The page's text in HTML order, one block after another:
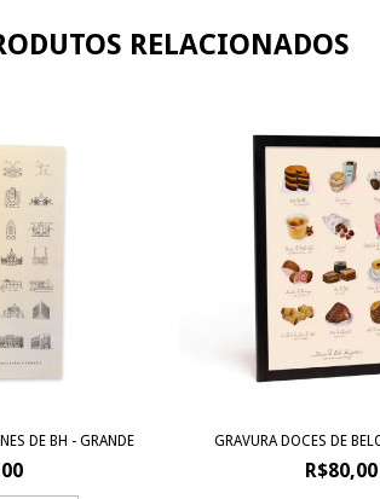
RELACIONADOS
DE BH - GRANDE GRAVURA DOCES DE
R$80,00